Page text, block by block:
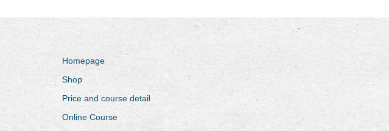
Homepage
Shop
Price and course detail
Online Course